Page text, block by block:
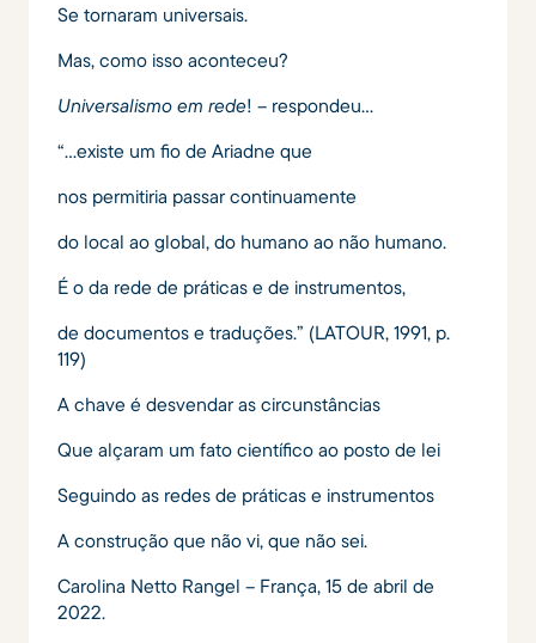
Se tornaram universais.
Mas, como isso aconteceu?
Universalismo em rede! – respondeu…
“…existe um fio de Ariadne que
nos permitiria passar continuamente
do local ao global, do humano ao não humano.
É o da rede de práticas e de instrumentos,
de documentos e traduções.” (LATOUR, 1991, p.
119)
A chave é desvendar as circunstâncias
Que alçaram um fato científico ao posto de lei
Seguindo as redes de práticas e instrumentos
A construção que não vi, que não sei.
Carolina Netto Rangel – França, 15 de abril de
2022.